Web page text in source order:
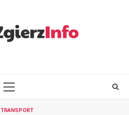
PRIMARY
TRANSPORT